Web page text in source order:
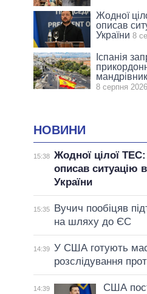
Жодної
описав
України 8
Іспанія
8 серпня
НОВИНИ
15:38 Жодної цілої
описав ситуацію в
України
15:35
Вучич пообіцяв
на шляху до ЄС
14:39 У США готують
розслідування
14:39
США